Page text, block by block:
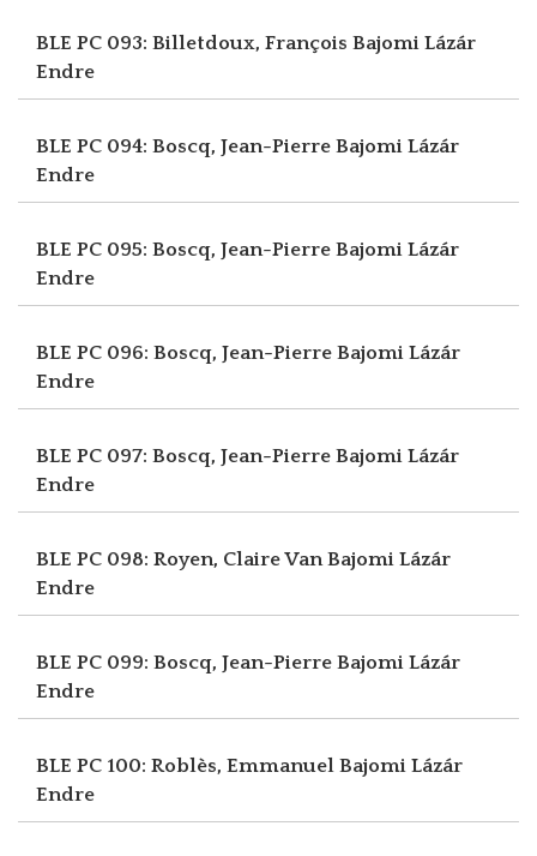
BLE PC 093: Billetdoux, François Bajomi Lázár
Endre
BLE PC 094: Boscq, Jean-Pierre Bajomi Lázár
Endre
BLE PC 095: Boscq, Jean-Pierre Bajomi Lázár
Endre
BLE PC 096: Boscq, Jean-Pierre Bajomi Lázár
Endre
BLE PC 097: Boscq, Jean-Pierre Bajomi Lázár
Endre
BLE PC 098: Royen, Claire VanBajomi Lázár
Endre
BLE PC 099: Boscq, Jean-Pierre Bajomi Lázár
Endre
BLE PC 100: Roblès, Emmanuel Bajomi Lázár
Endre